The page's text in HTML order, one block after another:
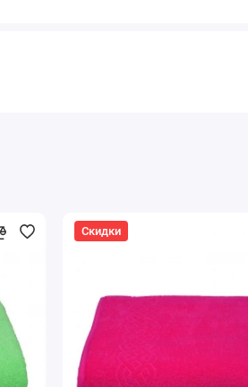
Скидки